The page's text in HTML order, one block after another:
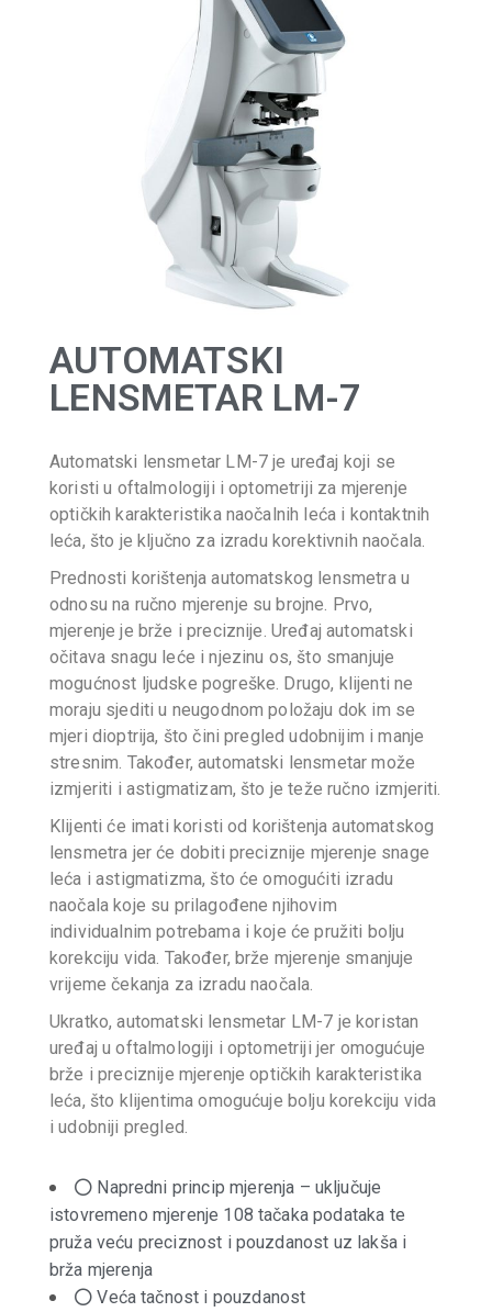
AUTOMATSKI
LENSMETAR LM-7
Automatski lensmetar LM-7 je uređaj koji se
koristi u oftalmologiji i optometriji za mjerenje
optičkih karakteristika naočalnih leća i kontaktnih
leća, što je ključno za izradu korektivnih naočala.
Prednosti korištenja automatskog lensmetra u
odnosu na ručno mjerenje su brojne. Prvo,
mjerenje je brže i preciznije. Uređaj automatski
očitava snagu leće i njezinu os, što smanjuje
mogućnost ljudske pogreške. Drugo, klijenti ne
moraju sjediti u neugodnom položaju dok im se
mjeri dioptrija, što čini pregled udobnijim i manje
stresnim. Također, automatski lensmetar može
izmjeriti i astigmatizam, što je teže ručno izmjeriti.
Klijenti će imati koristi od korištenja automatskog
lensmetra jer će dobiti preciznije mjerenje snage
leća i astigmatizma, što će omogućiti izradu
naočala koje su prilagođene njihovim
individualnim potrebama i koje će pružiti bolju
korekciju vida. Također, brže mjerenje smanjuje
vrijeme čekanja za izradu naočala.
Ukratko, automatski lensmetar LM-7 je koristan
uređaj u oftalmologiji i optometriji jer omogućuje
brže i preciznije mjerenje optičkih karakteristika
leća, što klijentima omogućuje bolju korekciju vida
i udobniji pregled.
Napredni princip mjerenja – uključuje
istovremeno mjerenje 108 tačaka podataka te
pruža veću preciznost i pouzdanost uz lakša i
brža mjerenja
Veća tačnost i pouzdanost